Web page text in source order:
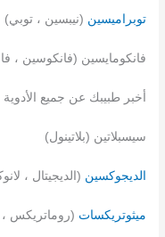
توبراميسين (نيبسين ، توبي)
فانكومايسين (فانكوسين ،
أخبر طبيبك عن جميع
سيسبلاتين (بلاتينول)
الديجوكسين (الديجيتال ،
ميثوتريكسات (روماتريكس ،